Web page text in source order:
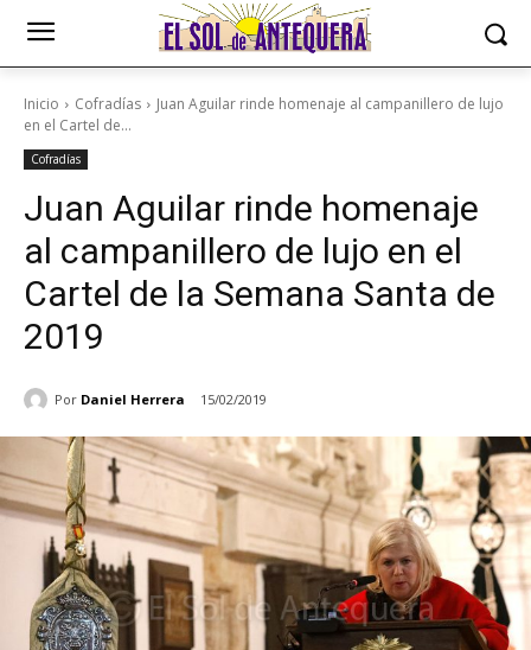
Inicio Cofradías
Juan Aguilar rinde homenaje al campanillero de lujo
en el Cartel de...
Cofradías
Juan Aguilar rinde homenaje
al campanillero de lujo en el
Cartel de la Semana Santa de
2019
Por Daniel Herrera 15/02/2019